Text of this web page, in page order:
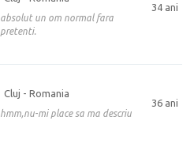
34 ani
absolut un om normal fara
pretenti.
36 ani
Cluj - Romania
hmm,nu-mi place sa ma descriu